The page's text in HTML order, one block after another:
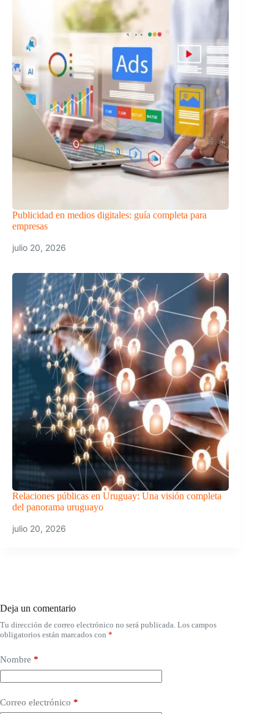
Publicidad en medios digitales: guía completa para
empresas
julio 20, 2026
Relaciones públicas en Uruguay: Una visión completa
del panorama uruguayo
julio 20, 2026
Deja un comentario
Tu dirección de correo electrónico no será publicada. Los campos
obligatorios están marcados con *
Nombre *
Correo electrónico *